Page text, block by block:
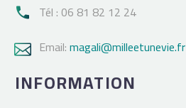
 Tél : 06 81 82 12 24
 Email:magali@milleetunevie.fr
INFORMATION